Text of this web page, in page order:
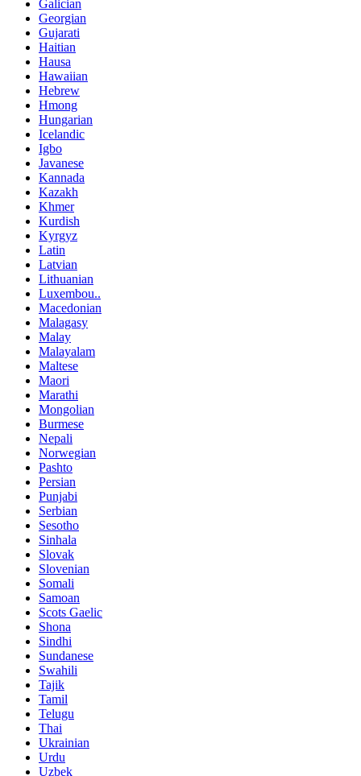
Galician
Georgian
Gujarati
Haitian
Hausa
Hawaiian
Hebrew
Hmong
Hungarian
Icelandic
Igbo
Javanese
Kannada
Kazakh
Khmer
Kurdish
Kyrgyz
Latin
Latvian
Lithuanian
Luxembou..
Macedonian
Malagasy
Malay
Malayalam
Maltese
Maori
Marathi
Mongolian
Burmese
Nepali
Norwegian
Pashto
Persian
Punjabi
Serbian
Sesotho
Sinhala
Slovak
Slovenian
Somali
Samoan
Scots Gaelic
Shona
Sindhi
Sundanese
Swahili
Tajik
Tamil
Telugu
Thai
Ukrainian
Urdu
Uzbek